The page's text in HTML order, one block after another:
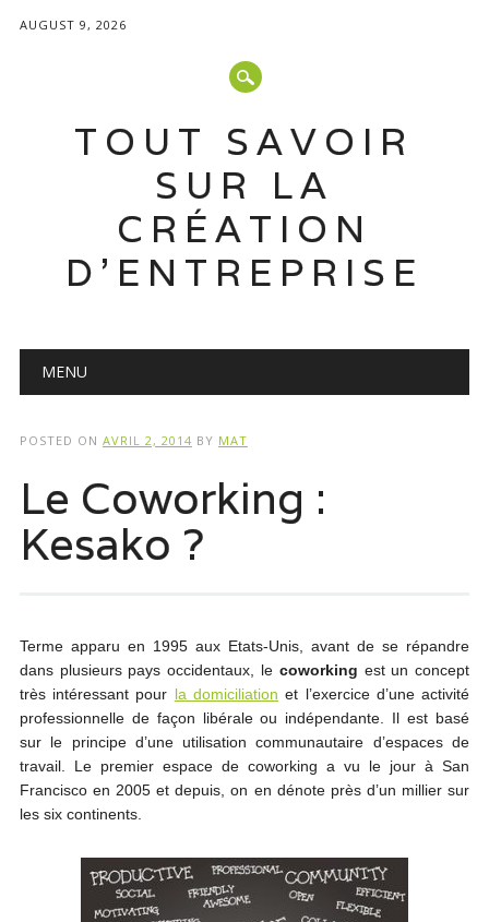
AUGUST 9, 2026
TOUT SAVOIR
SUR LA
CRÉATION
D'ENTREPRISE
Main menu
MENU
POSTED ON AVRIL 2, 2014 BY MAT
Le Coworking :
Kesako ?
Terme apparu en 1995 aux Etats-Unis, avant de se répandre
dans plusieurs pays occidentaux, le coworking est un concept
très intéressant pour la domiciliation et l’exercice d’une activité
professionnelle de façon libérale ou indépendante. Il est basé
sur le principe d’une utilisation communautaire d’espaces de
travail. Le premier espace de coworking a vu le jour à San
Francisco en 2005 et depuis, on en dénote près d’un millier sur
les six continents.